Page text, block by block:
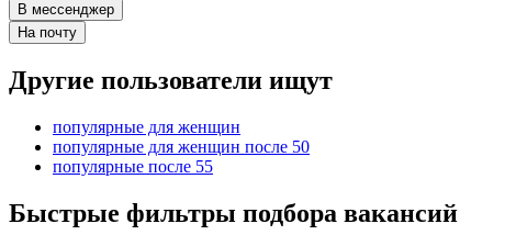
В мессенджер
На почту
Другие пользователи ищут
популярные для женщин
популярные для женщин после 50
популярные после 55
Быстрые фильтры подбора вакансий